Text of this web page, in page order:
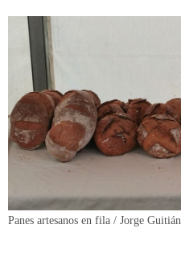
Panes artesanos en fila / Jorge Guitián